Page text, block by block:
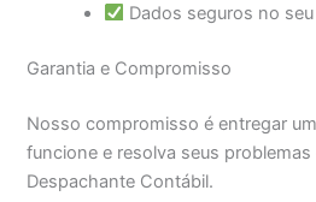
Dados seguros no
Garantia e Compromisso
Nosso compromisso é entregar
funcione e resolva seus
Despachante Contábil.